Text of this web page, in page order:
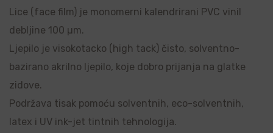
Lice (face film) je monomerni kalendrirani PVC vinil
debljine 100 µm.
Ljepilo je visokotacko (high tack) čisto, solventno-
bazirano akrilno ljepilo, koje dobro prijanja na glatke
zidove.
Podržava tisak pomoću solventnih, eco-solventnih,
latex i UV ink-jet tintnih tehnologija.